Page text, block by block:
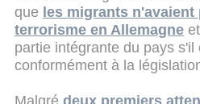
que les migrants
terrorisme en Allemagne
partie intégrante du pays s'il
conformément à la
Malgré deux premiers